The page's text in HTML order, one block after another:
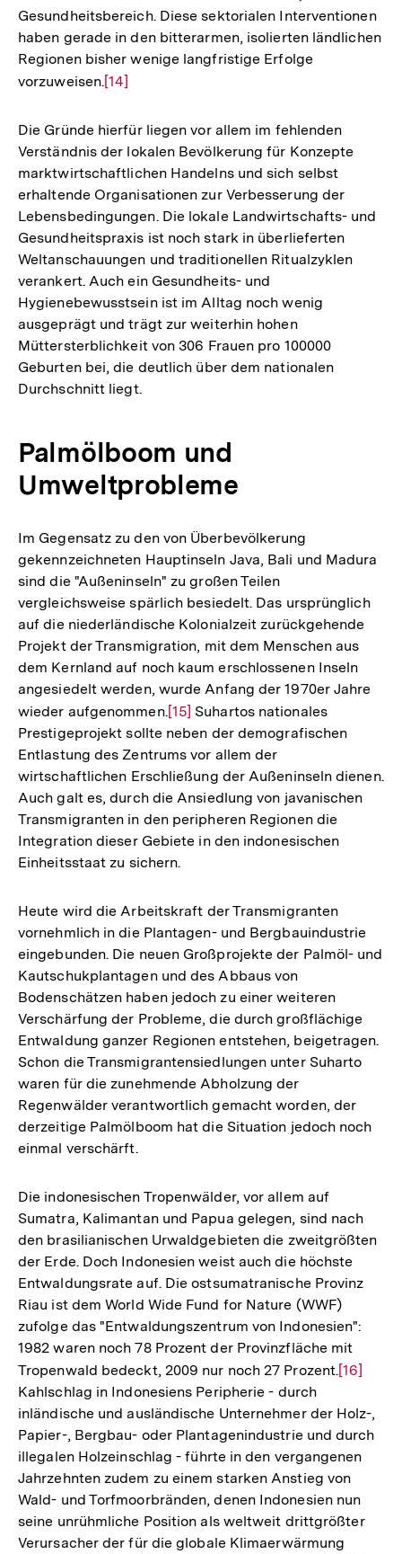
Gesundheitsbereich. Diese sektorialen Interventionen
haben gerade in den bitterarmen, isolierten ländlichen
Regionen bisher wenige langfristige Erfolge
vorzuweisen.Zur
der
Fußnote
[14]
Die Gründe hierfür liegen vor allem im fehlenden
Verständnis der lokalen Bevölkerung für Konzepte
marktwirtschaftlichen Handelns und sich selbst
erhaltende Organisationen zur Verbesserung der
Lebensbedingungen. Die lokale Landwirtschafts- und
Gesundheitspraxis ist noch stark in überlieferten
Weltanschauungen und traditionellen Ritualzyklen
verankert. Auch ein Gesundheits- und
Hygienebewusstsein ist im Alltag noch wenig
ausgeprägt und trägt zur weiterhin hohen
Müttersterblichkeit von 306 Frauen pro 100000
Geburten bei, die deutlich über dem nationalen
Durchschnitt liegt.
Palmölboom und
Umweltprobleme
Im Gegensatz zu den von Überbevölkerung
gekennzeichneten Hauptinseln Java, Bali und Madura
sind die "Außeninseln" zu großen Teilen
vergleichsweise spärlich besiedelt. Das ursprünglich
auf die niederländische Kolonialzeit zurückgehende
Projekt der Transmigration, mit dem Menschen aus
dem Kernland auf noch kaum erschlossenen Inseln
angesiedelt werden, wurde Anfang der 1970er Jahre
wieder aufgenommen.Zur
Auflösung
der
Fußnote
[15] Suhartos nationales
Prestigeprojekt sollte neben der demografischen
Entlastung des Zentrums vor allem der
wirtschaftlichen Erschließung der Außeninseln dienen.
Auch galt es, durch die Ansiedlung von javanischen
Transmigranten in den peripheren Regionen die
Integration dieser Gebiete in den indonesischen
Einheitsstaat zu sichern.
Heute wird die Arbeitskraft der Transmigranten
vornehmlich in die Plantagen- und Bergbauindustrie
eingebunden. Die neuen Großprojekte der Palmöl- und
Kautschukplantagen und des Abbaus von
Bodenschätzen haben jedoch zu einer weiteren
Verschärfung der Probleme, die durch großflächige
Entwaldung ganzer Regionen entstehen, beigetragen.
Schon die Transmigrantensiedlungen unter Suharto
waren für die zunehmende Abholzung der
Regenwälder verantwortlich gemacht worden, der
derzeitige Palmölboom hat die Situation jedoch noch
einmal verschärft.
Die indonesischen Tropenwälder, vor allem auf
Sumatra, Kalimantan und Papua gelegen, sind nach
den brasilianischen Urwaldgebieten die zweitgrößten
der Erde. Doch Indonesien weist auch die höchste
Entwaldungsrate auf. Die ostsumatranische Provinz
Riau ist dem World Wide Fund for Nature (WWF)
zufolge das "Entwaldungszentrum von Indonesien":
1982 waren noch 78 Prozent der Provinzfläche mit
Tropenwald bedeckt, 2009 nur noch 27 Prozent.Zur
der
Fußnote
[16]
Kahlschlag in Indonesiens Peripherie - durch
inländische und ausländische Unternehmer der Holz-,
Papier-, Bergbau- oder Plantagenindustrie und durch
illegalen Holzeinschlag - führte in den vergangenen
Jahrzehnten zudem zu einem starken Anstieg von
Wald- und Torfmoorbränden, denen Indonesien nun
seine unrühmliche Position als weltweit drittgrößter
Verursacher der für die globale Klimaerwärmung